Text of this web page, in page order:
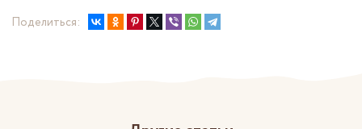
Поделиться: